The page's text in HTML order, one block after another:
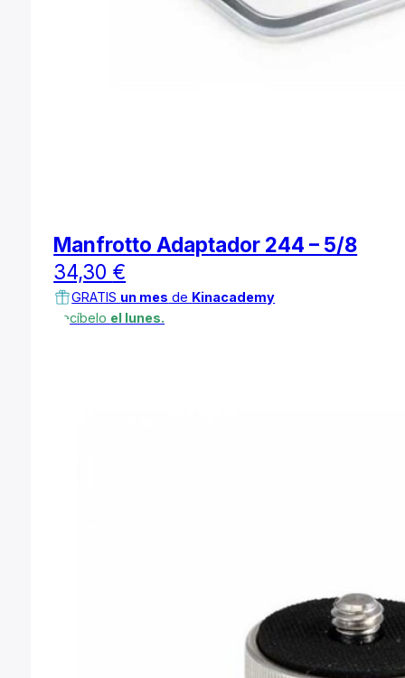
Manfrotto Adaptador 244 – 5/8
34,30€
GRATISun mes